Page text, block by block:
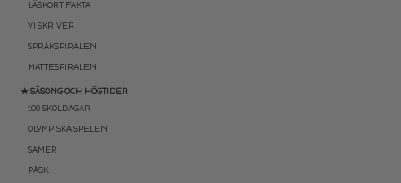
LÄSKORT FAKTA
VI SKRIVER
SPRÅKSPIRALEN
MATTESPIRALEN
★ SÄSONG OCH HÖGTIDER
100 SKOLDAGAR
OLYMPISKA SPELEN
SAMER
PÅSK